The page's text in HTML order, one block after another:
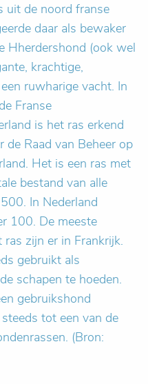
uit de noord franse
daar als bewaker
Hherdershond (ook wel
krachtige,
ruwharige vacht. In
Franse
is het ras erkend
Raad van Beheer op
Het is een ras met
bestand van alle
In Nederland
100. De meeste
zijn er in Frankrijk.
gebruikt als
schapen te hoeden.
gebruikshond
tot een van de
(Bron: